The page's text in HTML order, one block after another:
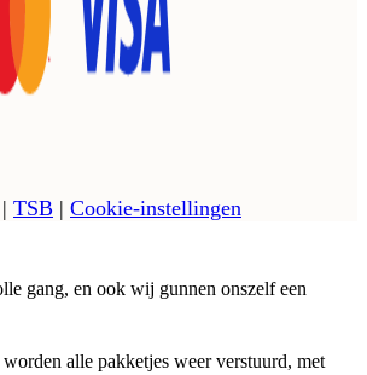
| TSB | Cookie-instellingen
gang, en ook wij gunnen onszelf een
alle pakketjes weer verstuurd, met